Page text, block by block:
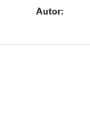
Autor: